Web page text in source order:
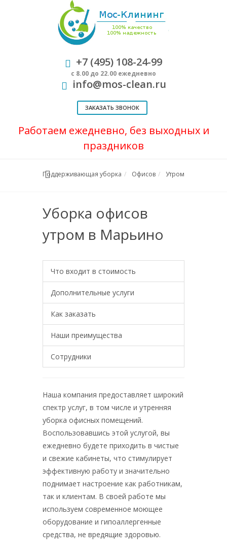
+7 (495) 108-24-99
с 8.00 до 22.00 ежедневно
info@mos-clean.ru
ЗАКАЗАТЬ ЗВОНОК
Работаем ежедневно, без выходных и
праздников
Поддерживающая уборка Офисов Утром
Уборка офисов
утром в Марьино
Что входит в стоимость
Дополнительные услуги
Как заказать
Наши преимущества
Сотрудники
Наша компания предоставляет широкий
спектр услуг, в том числе и утренняя
уборка офисных помещений.
Воспользовавшись этой услугой, вы
ежедневно будете приходить в чистые
и свежие кабинеты, что стимулирует
эффективную работу и значительно
поднимает настроение как работникам,
так и клиентам. В своей работе мы
используем современное моющее
оборудование и гипоаллергенные
средства, не вредящие здоровью.